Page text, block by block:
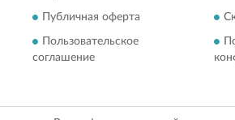
Публичная оферта
Пользовательское
соглашение